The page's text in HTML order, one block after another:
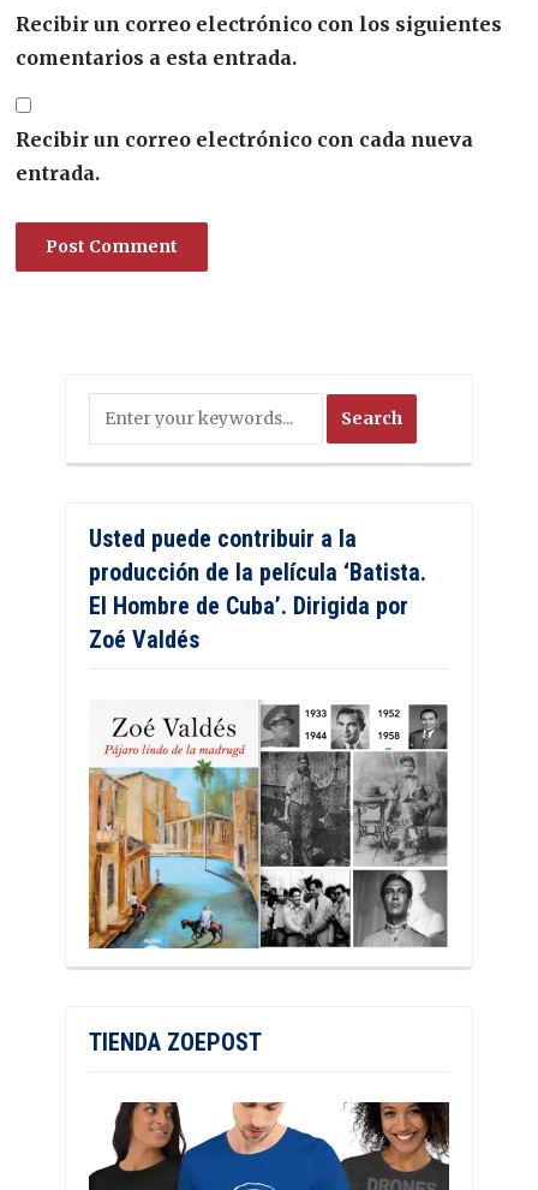
Recibir un correo electrónico con los siguientes
comentarios a esta entrada.
Recibir un correo electrónico con cada nueva
entrada.
Usted puede contribuir a la
producción de la película ‘Batista.
El Hombre de Cuba’. Dirigida por
Zoé Valdés
TIENDA ZOEPOST